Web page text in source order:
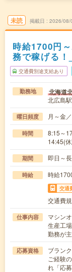
未読 掲載日 2026/08/
時給1700円
務で稼げる！
交通費別途支給あり
勤務地 北海道
北広島
曜日頻度 月～金
時間
8:15～
14:45(
期間 即日～
時給 時給
交通
交通費
仕事内容
マシン
生産工
勤務が
応募資格
ブラン
ご経験
れ「応